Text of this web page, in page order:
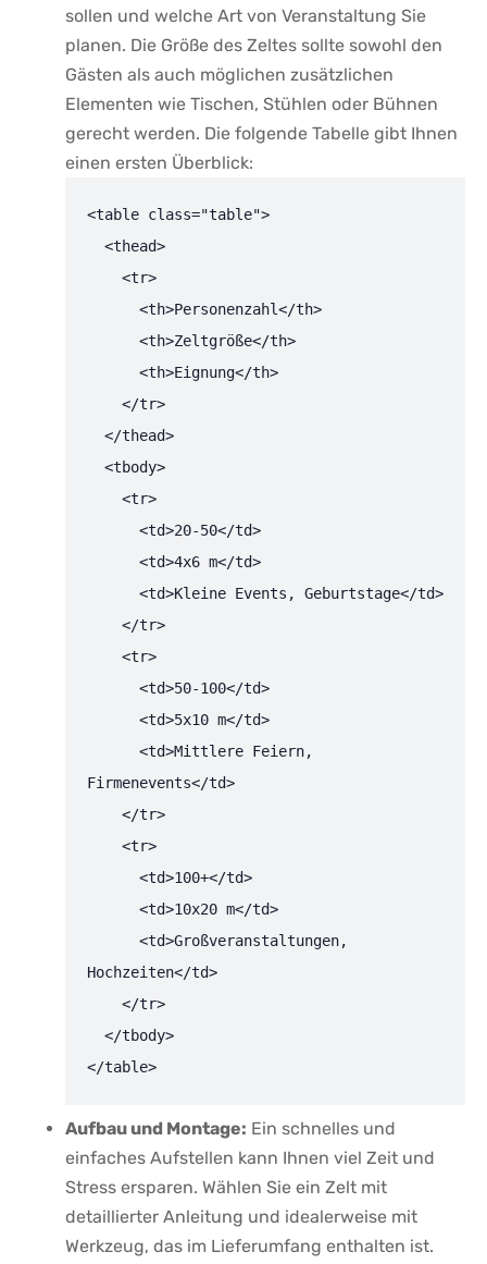
sollen und welche Art von ⁣Veranstaltung Sie
planen. Die Größe des ⁣Zeltes‍ sollte sowohl den
Gästen als auch möglichen⁤ zusätzlichen
⁢Elementen ⁣wie Tischen, Stühlen oder Bühnen
gerecht werden. Die folgende Tabelle gibt Ihnen
⁣einen ersten Überblick:
<table class="table">
Firmenevents</td>
Hochzeiten</td>
</table>
Aufbau und Montage: Ein‌ schnelles ‍und
einfaches Aufstellen kann‌ Ihnen viel⁢ Zeit und
Stress ersparen. Wählen Sie ​ein Zelt mit
‍detaillierter⁤ Anleitung und idealerweise mit‍
Werkzeug, ‌das im ‌Lieferumfang ⁢enthalten ist.